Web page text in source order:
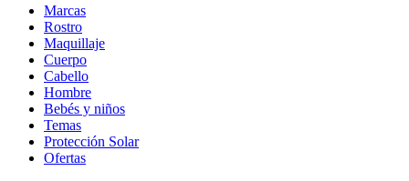
Marcas
Rostro
Maquillaje
Cuerpo
Cabello
Hombre
Bebés y niños
Temas
Protección Solar
Ofertas